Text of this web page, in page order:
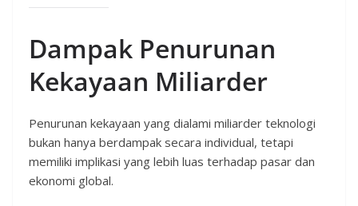
Dampak Penurunan
Kekayaan Miliarder
Penurunan kekayaan yang dialami miliarder teknologi
bukan hanya berdampak secara individual, tetapi
memiliki implikasi yang lebih luas terhadap pasar dan
ekonomi global.